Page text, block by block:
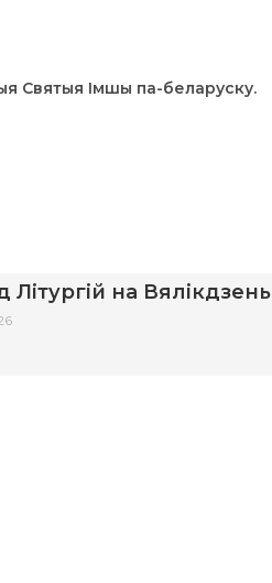
Святыя Імшы па-беларуску.
Літургій на Вялікдзень